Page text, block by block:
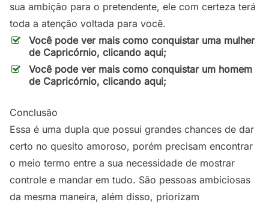
sua ambição para o pretendente, ele com certeza terá
toda a atenção voltada para você.
Você pode ver mais como conquistar uma mulher
de Capricórnio, clicando aqui;
Você pode ver mais como conquistar um homem
de Capricórnio, clicando aqui;
Conclusão
Essa é uma dupla que possui grandes chances de dar
certo no quesito amoroso, porém precisam encontrar
o meio termo entre a sua necessidade de mostrar
controle e mandar em tudo. São pessoas ambiciosas
da mesma maneira, além disso, priorizam